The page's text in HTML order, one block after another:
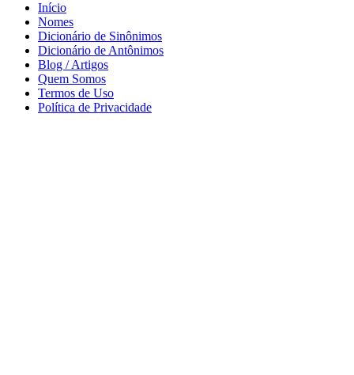
Início
Nomes
Dicionário de Sinônimos
Dicionário de Antônimos
Blog / Artigos
Quem Somos
Termos de Uso
Política de Privacidade